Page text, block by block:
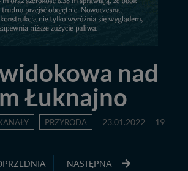
nad
Łuknajno
PRZYRODA 23.01.2022
19
NASTĘPNA